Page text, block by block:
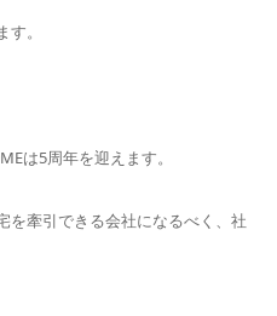
。
は5周年を迎えます。
を牽引できる会社になるべく、社